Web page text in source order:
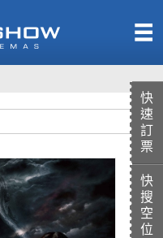
快
速
訂
票
快
搜
空
位
影城餐飲
UNICORN